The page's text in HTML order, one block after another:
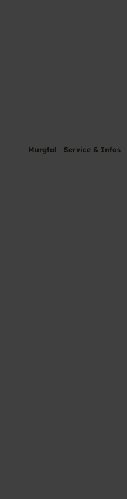
Murgtal Service & Infos